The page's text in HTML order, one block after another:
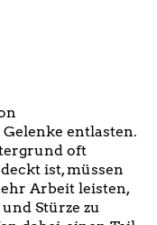
entlasten.
oft
ist, müssen
Arbeit leisten,
Stürze zu